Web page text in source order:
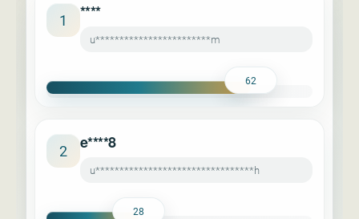
1 ****
u************************m
62
2 e****8
u*********************************h
28